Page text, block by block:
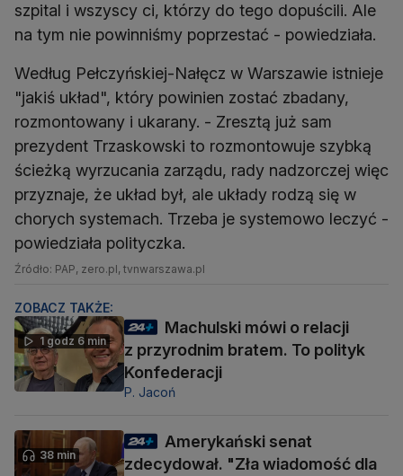
szpital i wszyscy ci, którzy do tego dopuścili. Ale
na tym nie powinniśmy poprzestać - powiedziała.
Według Pełczyńskiej-Nałęcz w Warszawie istnieje
"jakiś układ", który powinien zostać zbadany,
rozmontowany i ukarany. - Zresztą już sam
prezydent Trzaskowski to rozmontowuje szybką
ścieżką wyrzucania zarządu, rady nadzorczej więc
przyznaje, że układ był, ale układy rodzą się w
chorych systemach. Trzeba je systemowo leczyć -
powiedziała polityczka.
Źródło: PAP, zero.pl, tvnwarszawa.pl
ZOBACZ TAKŻE:
1 godz 6 min
Machulski mówi o relacji
z przyrodnim bratem. To polityk
Konfederacji
P. Jacoń
38 min
Amerykański senat
zdecydował. "Zła wiadomość dla